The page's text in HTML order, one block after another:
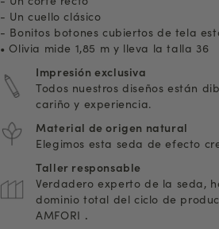
- Un cuello clásico
- Bonitos botones cubiertos de tela
• Olivia mide 1,85 m y lleva la talla 36
Impresión exclusiva
Todos nuestros diseños están
cariño y experiencia.
Material de origen natural
Elegimos esta seda de efecto
Taller responsable
Verdadero experto de la seda,
dominio total del ciclo de
AMFORI .